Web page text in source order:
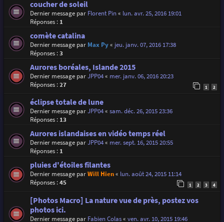
coucher de soleil
Dernier message par Florent Pin« lun. avr. 25, 2016 19:01
Réponses : 1
comète catalina
Dernier message par Max Py« jeu. janv. 07, 2016 17:38
Réponses :3
Aurores boréales, Islande 2015
Dernier message parJPP04« mer. janv. 06, 2016 20:23
Réponses :27 1 2
éclipse totale de lune
Dernier message parJPP04« sam. déc. 26, 2015 23:36
Réponses : 13
Aurores islandaises en vidéo temps réel
Dernier message parJPP04« mer. sept. 16, 2015 20:55
Réponses : 1
pluies d'étoiles filantes
Dernier message parWill Hien« lun. août 24, 2015 11:14
Réponses :45 1 2 3 4
[Photos Macro] La nature vue de près, postez vos
photos ici.
Dernier message par Fabien Colas« ven. avr. 10, 2015 19:46